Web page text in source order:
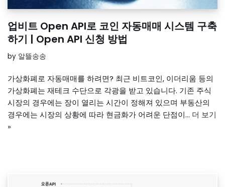
업비트 Open API로 코인 자동매매 시스템 구축
하기 | Open API 신청 방법
by 알뜰송송
가상화폐로 자동매매를 하려면? 최근 비트코인, 이더리움 등의
가상화폐는 재테크 수단으로 각광을 받고 있습니다. 기존 주식
시장의 경우에는 장이 열리는 시간이 정해져 있으며 부동산의
경우에는 시장의 상황에 따라 현금화가 어려운 단점이… 더 보기
»